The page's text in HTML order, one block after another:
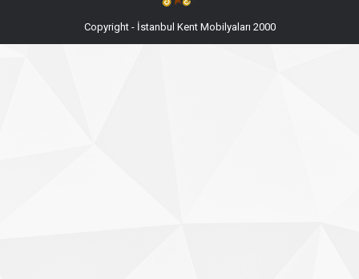
Copyright - İstanbul Kent Mobilyaları 2000